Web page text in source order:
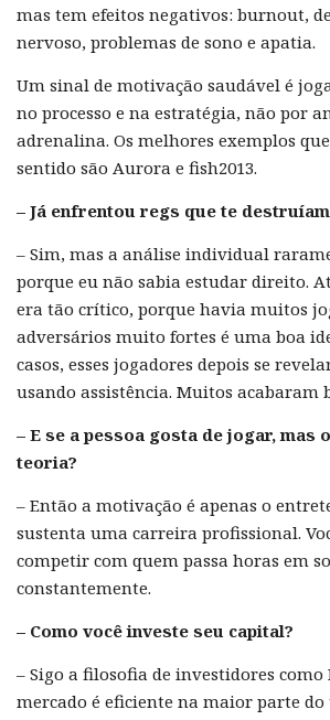
mas tem efeitos negativos: burnout,
nervoso, problemas de sono e apatia.
Um sinal de motivação saudável é
no processo e na estratégia, não por
adrenalina. Os melhores exemplos
sentido são Aurora e fish2013.
– Já enfrentou regs que te
– Sim, mas a análise individual
porque eu não sabia estudar direito.
era tão crítico, porque havia muitos
adversários muito fortes é uma boa
casos, esses jogadores depois se
usando assistência. Muitos acabaram
– E se a pessoa gosta de jogar, mas
teoria?
– Então a motivação é apenas o
sustenta uma carreira profissional.
competir com quem passa horas em
constantemente.
– Como você investe seu capital?
– Sigo a filosofia de investidores como
mercado é eficiente na maior parte do